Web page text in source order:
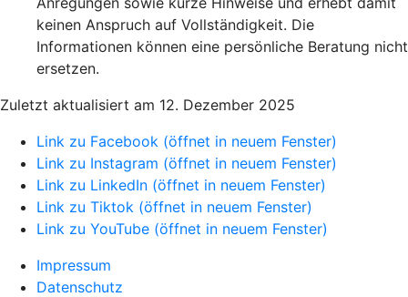
keinen Anspruch auf Vollständigkeit. Die
Informationen können eine persönliche Beratung nicht
ersetzen.
Zuletzt aktualisiert am 12. Dezember 2025
Link zu Facebook (öffnet in neuem Fenster)
Link zu Instagram (öffnet in neuem Fenster)
Link zu LinkedIn (öffnet in neuem Fenster)
Link zu Tiktok (öffnet in neuem Fenster)
Link zu YouTube (öffnet in neuem Fenster)
Impressum
Datenschutz